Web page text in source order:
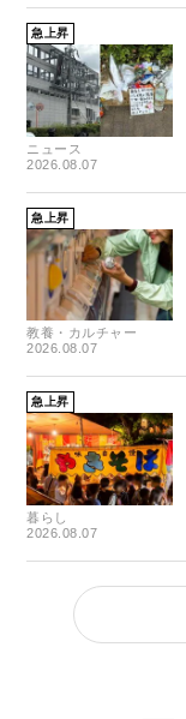
急上昇
ニュース
2026.08.07
急上昇
教養・カルチャー
2026.08.07
急上昇
暮らし
2026.08.07